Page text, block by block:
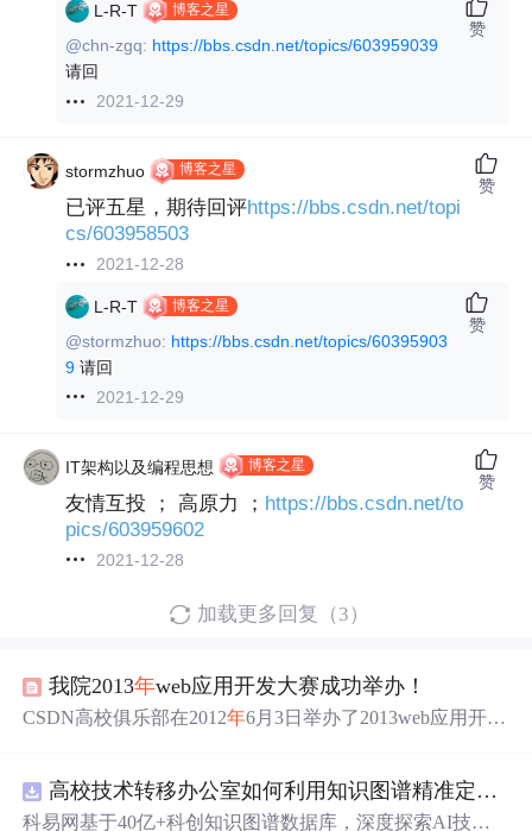
L-R-T 博客之星
@chn-zgq: https://bbs.csdn.net/topics/603959039
请回
2021-12-29
赞
stormzhuo 博客之星
已评五星，期待回评https://bbs.csdn.net/topi
cs/603958503
2021-12-28
赞
L-R-T 博客之星
@stormzhuo: https://bbs.csdn.net/topics/60395903
9 请回
2021-12-29
赞
IT架构以及编程思想 博客之星
友情互投 ； 高原力 ； https://bbs.csdn.net/to
pics/603959602
2021-12-28
赞
加载更多回复（3）
我院2013年web应用开发大赛成功举办！
CSDN高校俱乐部在2012年6月3日举办了2013web应用开发
王者、、 8:30分，主持人宣布“河北软件职业技术学院第三
届web应用开发大赛正式开始！”比赛正式开始、、、、 让
高校技术转移办公室如何利用知识图谱精准定位产业需求与技术适配点？.docx
科易网基于40亿+科创知识图谱数据库，深度探索AI技术